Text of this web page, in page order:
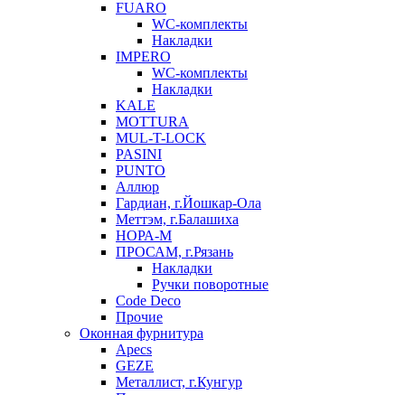
FUARO
WC-комплекты
Накладки
IMPERO
WC-комплекты
Накладки
KALE
MOTTURA
MUL-T-LOCK
PASINI
PUNTO
Аллюр
Гардиан, г.Йошкар-Ола
Меттэм, г.Балашиха
НОРА-М
ПРОСАМ, г.Рязань
Накладки
Ручки поворотные
Code Deco
Прочие
Оконная фурнитура
Apecs
GEZE
Металлист, г.Кунгур